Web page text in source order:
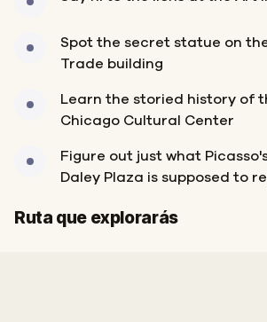
Spot the secret statue on
Trade building
Learn the storied history of
Chicago Cultural Center
Figure out just what
Daley Plaza is supposed to
Ruta que explorarás
Inicio
Final